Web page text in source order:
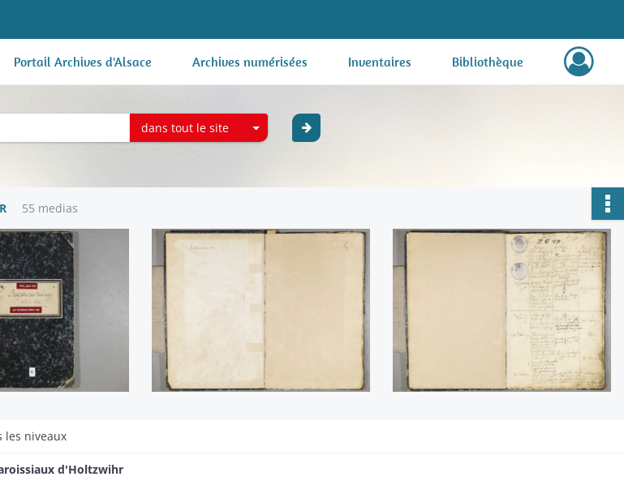
Portail Archives d'Alsace Archives numérisées Inventaires Bibliothèque
dans tout le site
55 medias
les niveaux
d'Holtzwihr